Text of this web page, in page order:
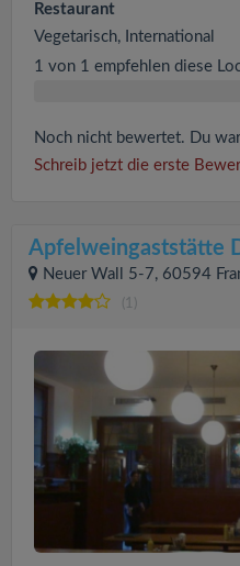
Restaurant
Vegetarisch, International
1 von 1 empfehlen diese
Noch nicht bewertet. Du
Schreib jetzt die erste
Apfelweingaststätte
Neuer Wall 5-7, 60594